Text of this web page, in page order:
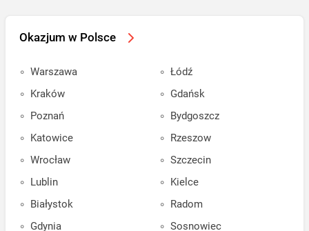
Okazjum w Polsce
Warszawa
Kraków
Poznań
Katowice
Wrocław
Lublin
Białystok
Gdynia
Łódź
Gdańsk
Bydgoszcz
Rzeszow
Szczecin
Kielce
Radom
Sosnowiec